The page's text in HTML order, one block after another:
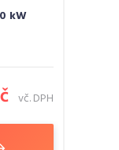
kW
vč. DPH